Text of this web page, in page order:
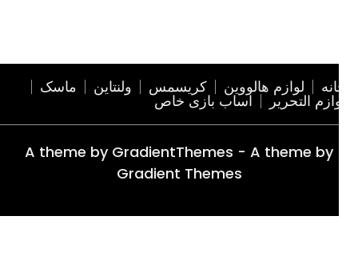
لوازم هالووین کریسمس ولنتاین ماسک
التحریر اساب بازی خاص
A theme by GradientThemes - A theme by
Gradient Themes